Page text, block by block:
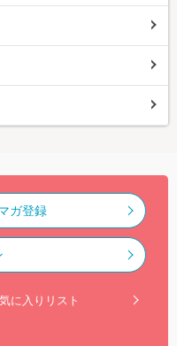
ガ登録
に入りリスト